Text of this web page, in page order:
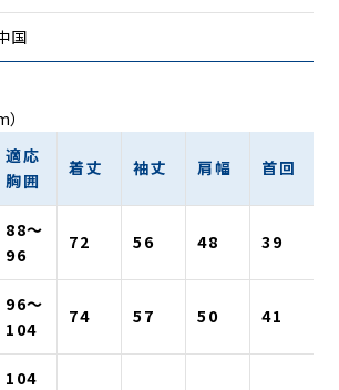
国
適応
胸囲
着丈 袖丈 肩幅 首回
88〜
96
72 56 48 39
96〜
104
74 57 50 41
104